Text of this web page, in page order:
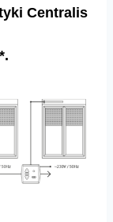
Centralis